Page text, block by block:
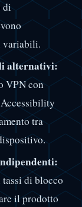
di
variabili.
alternativi:
VPN con
tra
di blocco
il prodotto